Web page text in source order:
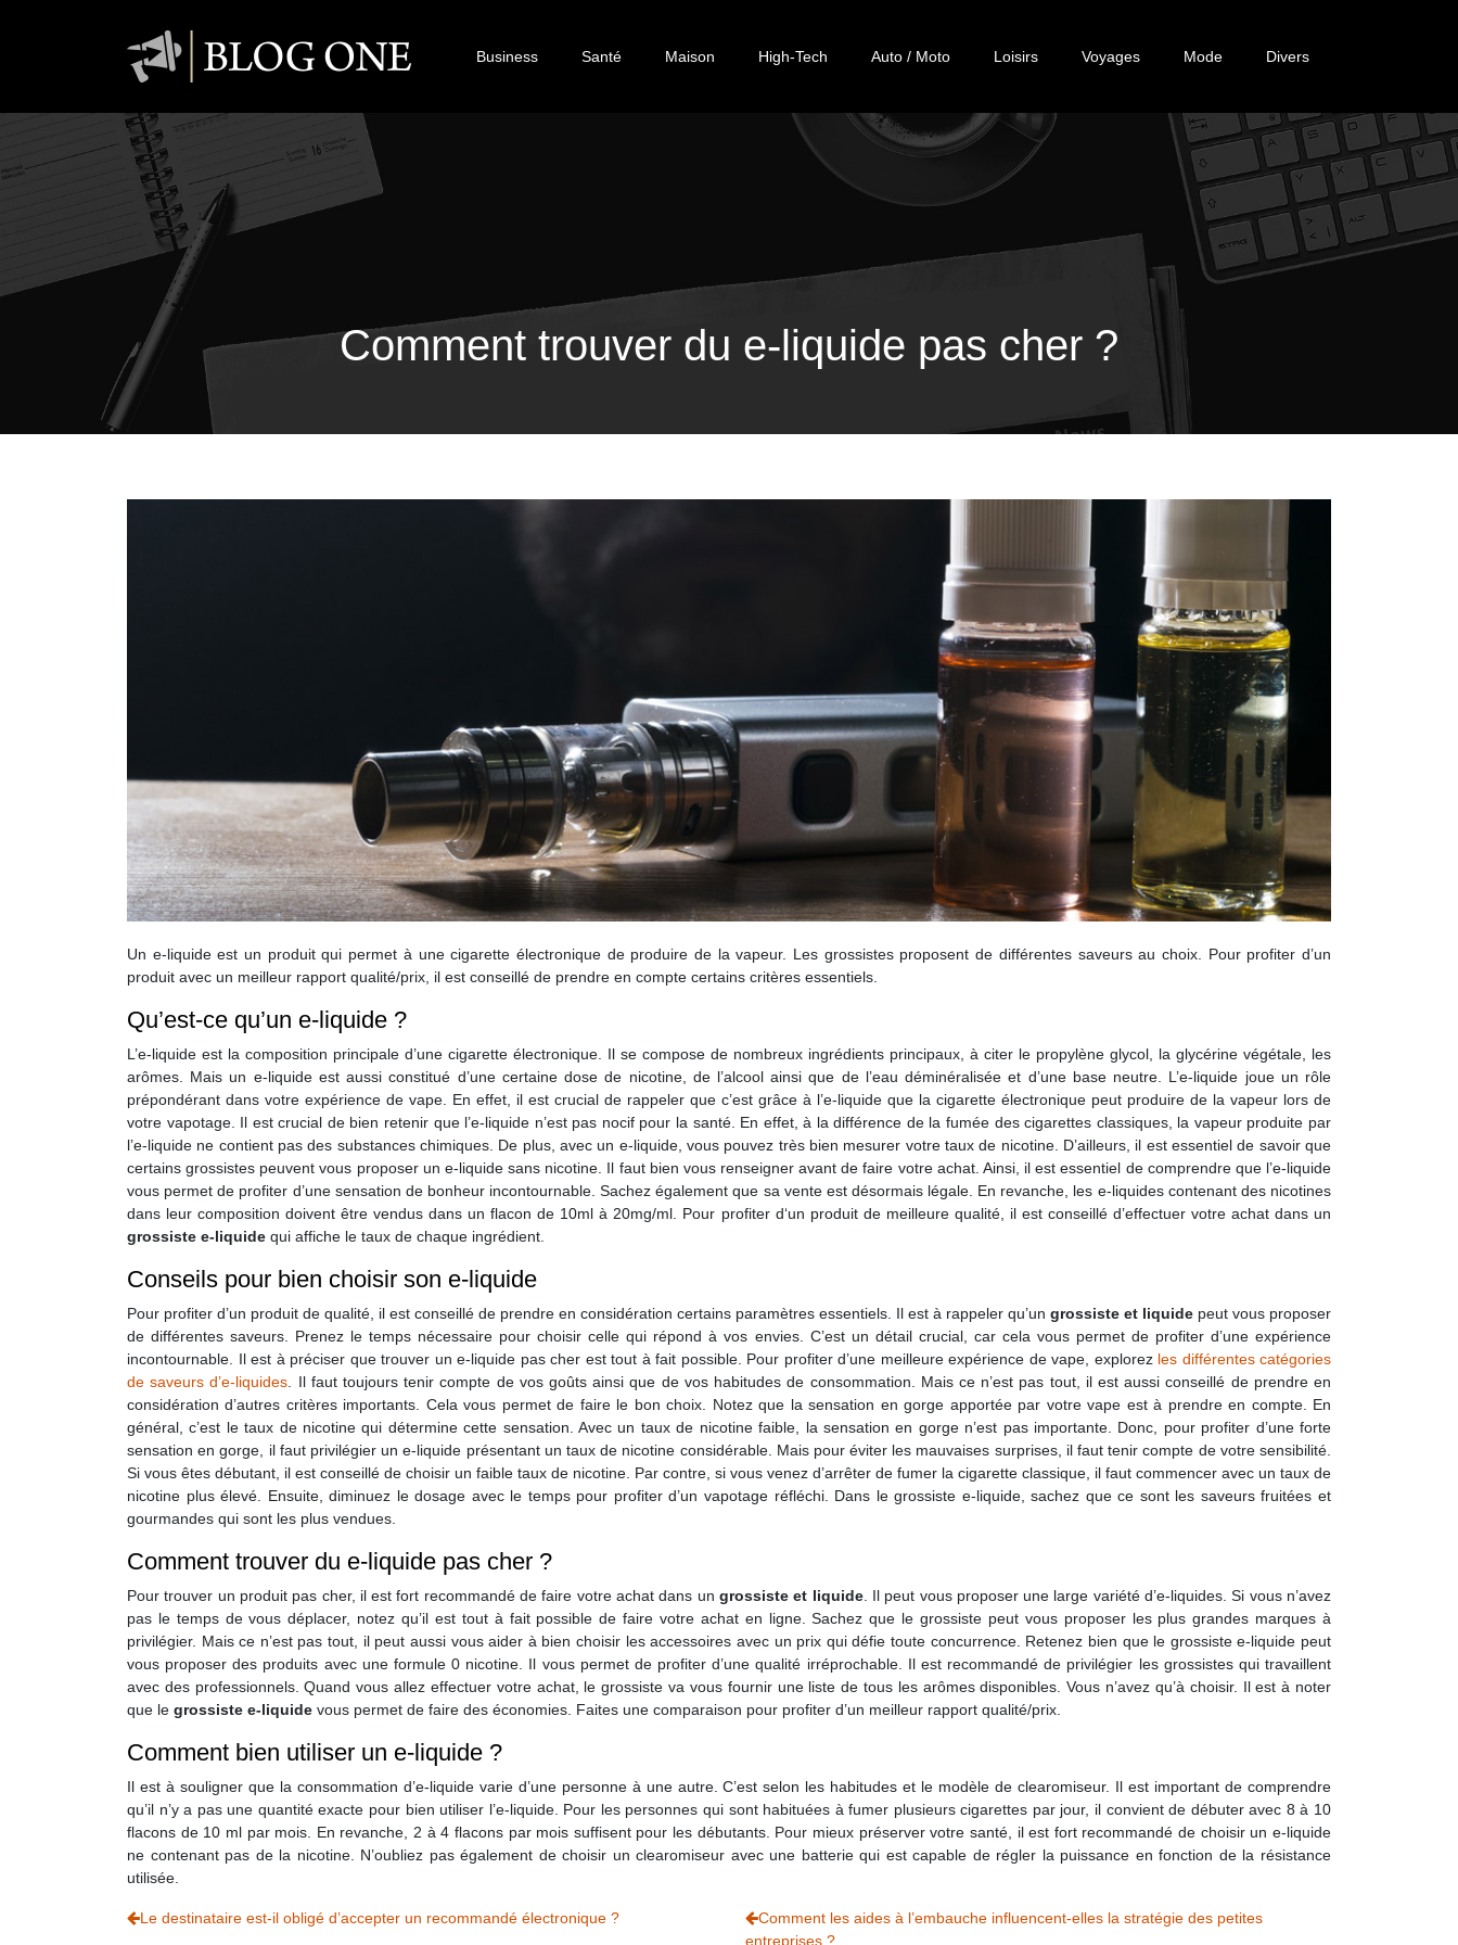
Business Santé Maison High-Tech Auto / Moto Loisirs Voyages Mode Divers
Comment trouver du e-liquide pas cher ?
Un e-liquide est un produit qui permet à une cigarette électronique de produire de la vapeur. Les grossistes proposent de différentes saveurs au choix. Pour profiter d’un
produit avec un meilleur rapport qualité/prix, il est conseillé de prendre en compte certains critères essentiels.
Qu’est-ce qu’un e-liquide ?
L’e-liquide est la composition principale d’une cigarette électronique. Il se compose de nombreux ingrédients principaux, à citer le propylène glycol, la glycérine végétale, les
arômes. Mais un e-liquide est aussi constitué d’une certaine dose de nicotine, de l’alcool ainsi que de l’eau déminéralisée et d’une base neutre. L’e-liquide joue un rôle
prépondérant dans votre expérience de vape. En effet, il est crucial de rappeler que c’est grâce à l’e-liquide que la cigarette électronique peut produire de la vapeur lors de
votre vapotage. Il est crucial de bien retenir que l’e-liquide n’est pas nocif pour la santé. En effet, à la différence de la fumée des cigarettes classiques, la vapeur produite par
l’e-liquide ne contient pas des substances chimiques. De plus, avec un e-liquide, vous pouvez très bien mesurer votre taux de nicotine. D’ailleurs, il est essentiel de savoir que
certains grossistes peuvent vous proposer un e-liquide sans nicotine. Il faut bien vous renseigner avant de faire votre achat. Ainsi, il est essentiel de comprendre que l’e-liquide
vous permet de profiter d’une sensation de bonheur incontournable. Sachez également que sa vente est désormais légale. En revanche, les e-liquides contenant des nicotines
dans leur composition doivent être vendus dans un flacon de 10ml à 20mg/ml. Pour profiter d‘un produit de meilleure qualité, il est conseillé d’effectuer votre achat dans un
grossiste e-liquide qui affiche le taux de chaque ingrédient.
Conseils pour bien choisir son e-liquide
Pour profiter d’un produit de qualité, il est conseillé de prendre en considération certains paramètres essentiels. Il est à rappeler qu’un grossiste et liquide peut vous proposer
de différentes saveurs. Prenez le temps nécessaire pour choisir celle qui répond à vos envies. C’est un détail crucial, car cela vous permet de profiter d’une expérience
incontournable. Il est à préciser que trouver un e-liquide pas cher est tout à fait possible. Pour profiter d’une meilleure expérience de vape, explorez les différentes catégories
de saveurs d’e-liquides. Il faut toujours tenir compte de vos goûts ainsi que de vos habitudes de consommation. Mais ce n’est pas tout, il est aussi conseillé de prendre en
considération d’autres critères importants. Cela vous permet de faire le bon choix. Notez que la sensation en gorge apportée par votre vape est à prendre en compte. En
général, c’est le taux de nicotine qui détermine cette sensation. Avec un taux de nicotine faible, la sensation en gorge n’est pas importante. Donc, pour profiter d’une forte
sensation en gorge, il faut privilégier un e-liquide présentant un taux de nicotine considérable. Mais pour éviter les mauvaises surprises, il faut tenir compte de votre sensibilité.
Si vous êtes débutant, il est conseillé de choisir un faible taux de nicotine. Par contre, si vous venez d’arrêter de fumer la cigarette classique, il faut commencer avec un taux de
nicotine plus élevé. Ensuite, diminuez le dosage avec le temps pour profiter d’un vapotage réfléchi. Dans le grossiste e-liquide, sachez que ce sont les saveurs fruitées et
gourmandes qui sont les plus vendues.
Comment trouver du e-liquide pas cher ?
Pour trouver un produit pas cher, il est fort recommandé de faire votre achat dans un grossiste et liquide. Il peut vous proposer une large variété d’e-liquides. Si vous n’avez
pas le temps de vous déplacer, notez qu’il est tout à fait possible de faire votre achat en ligne. Sachez que le grossiste peut vous proposer les plus grandes marques à
privilégier. Mais ce n’est pas tout, il peut aussi vous aider à bien choisir les accessoires avec un prix qui défie toute concurrence. Retenez bien que le grossiste e-liquide peut
vous proposer des produits avec une formule 0 nicotine. Il vous permet de profiter d’une qualité irréprochable. Il est recommandé de privilégier les grossistes qui travaillent
avec des professionnels. Quand vous allez effectuer votre achat, le grossiste va vous fournir une liste de tous les arômes disponibles. Vous n’avez qu’à choisir. Il est à noter
que le grossiste e-liquide vous permet de faire des économies. Faites une comparaison pour profiter d’un meilleur rapport qualité/prix.
Comment bien utiliser un e-liquide ?
Il est à souligner que la consommation d’e-liquide varie d’une personne à une autre. C’est selon les habitudes et le modèle de clearomiseur. Il est important de comprendre
qu’il n’y a pas une quantité exacte pour bien utiliser l’e-liquide. Pour les personnes qui sont habituées à fumer plusieurs cigarettes par jour, il convient de débuter avec 8 à 10
flacons de 10 ml par mois. En revanche, 2 à 4 flacons par mois suffisent pour les débutants. Pour mieux préserver votre santé, il est fort recommandé de choisir un e-liquide
ne contenant pas de la nicotine. N’oubliez pas également de choisir un clearomiseur avec une batterie qui est capable de régler la puissance en fonction de la résistance
utilisée.
Le destinataire est-il obligé d’accepter un recommandé électronique ?
Comment les aides à l’embauche influencent-elles la stratégie des petites
entreprises ?